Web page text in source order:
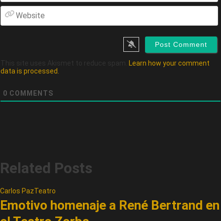
This site uses Akismet to reduce spam.
Learn how your comment
data is processed.
0 COMMENTS
Related Posts
Carlos PazTeatro
Emotivo homenaje a René Bertrand en